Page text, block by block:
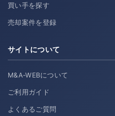
買い手を探す
売却案件を登録
サイトについて
M&A-WEBについて
ご利用ガイド
よくあるご質問